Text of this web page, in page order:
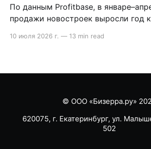
По данным Profitbase, в
продажи новостроек выросли год
10 июля 2026 г. — 13 min read
© ООО «Бизерра.ру»
620075, г. Екатеринбург, ул.
502